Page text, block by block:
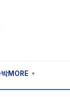
MORE ▼